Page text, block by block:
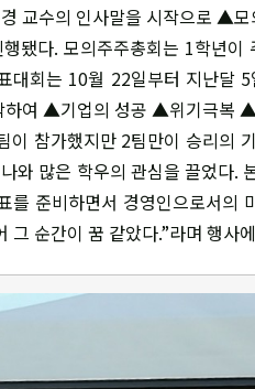
교수의 인사말을 시작으로 ▲
다. 모의주주총회는 1학년이
대회는 10월 22일부터 지난달
하여 ▲기업의 성공 ▲위기극복
참가했지만 2팀만이 승리의
와 많은 학우의 관심을 끌었다.
준비하면서 경영인으로서의
순간이 꿈 같았다.”라며 행사